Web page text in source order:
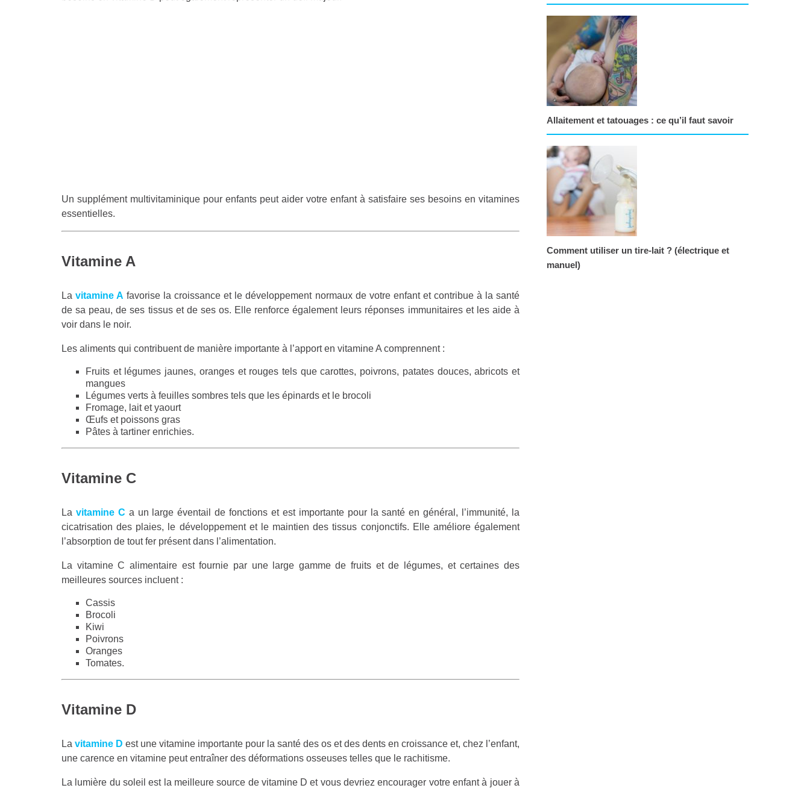
Un supplément multivitaminique pour enfants peut aider votre enfant à satisfaire ses besoins en vitamines
essentielles.
Vitamine A
Lavitamine A favorise la croissance et le développement normaux de votre enfant et contribue à la santé
de sa peau, de ses tissus et de ses os. Elle renforce également leurs réponses immunitaires et les aide à
voir dans le noir.
Les aliments qui contribuent de manière importante à l’apport en vitamine A comprennent :
Fruits et légumes jaunes, oranges et rouges tels que carottes, poivrons, patates douces, abricots et
mangues
Légumes verts à feuilles sombres tels que les épinards et le brocoli
Fromage, lait et yaourt
Œufs et poissons gras
Pâtes à tartiner enrichies.
Vitamine C
La vitamine C a un large éventail de fonctions et est importante pour la santé en général, l’immunité, la
cicatrisation des plaies, le développement et le maintien des tissus conjonctifs. Elle améliore également
l’absorption de tout fer présent dans l’alimentation.
La vitamine C alimentaire est fournie par une large gamme de fruits et de légumes, et certaines des
meilleures sources incluent :
Cassis
Brocoli
Kiwi
Poivrons
Oranges
Tomates.
Vitamine D
La vitamine D est une vitamine importante pour la santé des os et des dents en croissance et, chez l’enfant,
une carence en vitamine peut entraîner des déformations osseuses telles que le rachitisme.
La lumière du soleil est la meilleure source de vitamine D et vous devriez encourager votre enfant à jouer à
Allaitement et tatouages : ce qu’il faut savoir
Comment utiliser un tire-lait ? (électrique et
manuel)